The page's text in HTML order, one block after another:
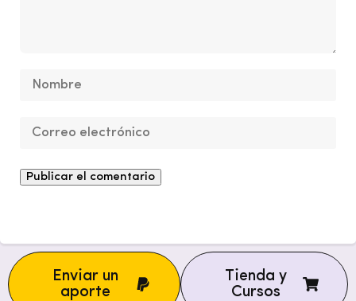
Enviar un
aporte
Tienda y
Cursos